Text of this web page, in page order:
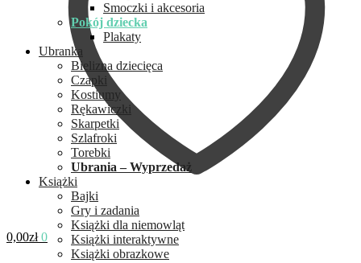
0,00zł 0
Smoczki i akcesoria
Pokój dziecka
Plakaty
Ubranka
Bielizna dziecięca
Czapki
Kostiumy
Rękawiczki
Skarpetki
Szlafroki
Torebki
Ubrania – Wyprzedaż
Książki
Bajki
Gry i zadania
Książki dla niemowląt
Książki interaktywne
Książki obrazkowe